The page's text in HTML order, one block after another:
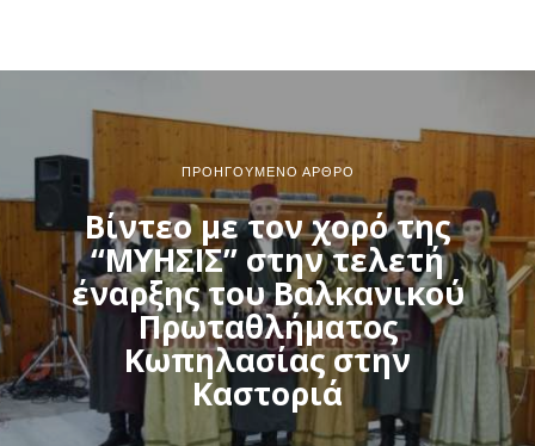
ΠΡΟΗΓΟΎΜΕΝΟ ΆΡΘΡΟ
Βίντεο με τον χορό της
“ΜΥΗΣΙΣ” στην τελετή
έναρξης του Βαλκανικού
Πρωταθλήματος
Κωπηλασίας στην
Καστοριά